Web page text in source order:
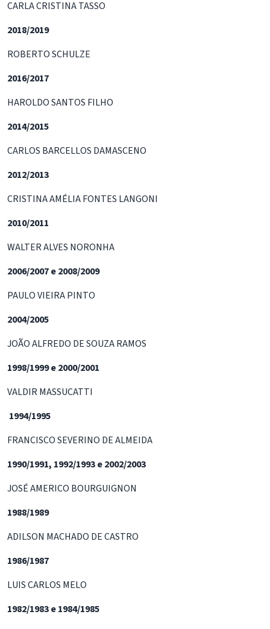
CARLA CRISTINA TASSO
2018/2019
ROBERTO SCHULZE
2016/2017
HAROLDO SANTOS FILHO
2014/2015
CARLOS BARCELLOS DAMASCENO
2012/2013
CRISTINA AMÉLIA FONTES LANGONI
2010/2011
WALTER ALVES NORONHA
2006/2007 e 2008/2009
PAULO VIEIRA PINTO
2004/2005
JOÃO ALFREDO DE SOUZA RAMOS
1998/1999 e 2000/2001
VALDIR MASSUCATTI
1994/1995
FRANCISCO SEVERINO DE ALMEIDA
1990/1991, 1992/1993 e 2002/2003
JOSÉ AMERICO BOURGUIGNON
1988/1989
ADILSON MACHADO DE CASTRO
1986/1987
LUIS CARLOS MELO
1982/1983 e 1984/1985